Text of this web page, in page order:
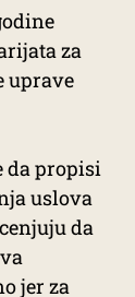
za
uprave
da propisi
uslova
da
jer za